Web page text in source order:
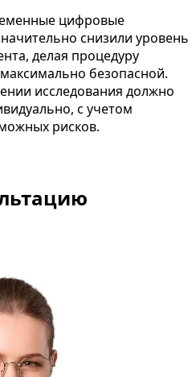
цифровые
снизили уровень
делая процедуру
безопасной.
исследования должно
с учетом
рисков.